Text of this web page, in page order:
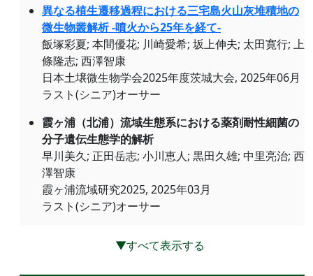
異なる植生遷移過程における三宅島火山灰堆積地の
微生物叢解析 -噴火から25年を経て-
飯塚彩夏; 本間優花; 川崎愛希; 坂上伸夫; 太田寛行; 上
條隆志; 西澤智康
日本土壌微生物学会2025年度茨城大会, 2025年06月
ラスト(シニア)オーサー
霞ヶ浦（北浦）流域生態系における薬剤耐性細菌の
分子遺伝生態学的解析
早川美久; 正田岳志; 小川恵人; 黒田久雄; 中里亮治; 西
澤智康
霞ヶ浦流域研究2025, 2025年03月
ラスト(シニア)オーサー
▼すべて表示する